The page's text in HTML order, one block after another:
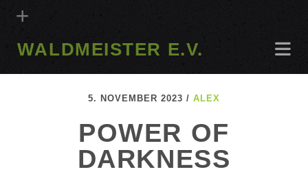
WALDMEISTER E.V.
5. NOVEMBER 2023 /ALEX
POWER OF
DARKNESS